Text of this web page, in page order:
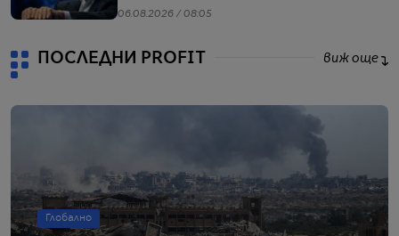
ливъридж
06.08.2026 / 08:05
ПОСЛЕДНИ PROFIT виж още
Глобално